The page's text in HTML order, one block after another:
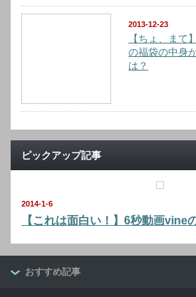
2013-12-23
【ちょ、まて
の福袋の中身
は？
ピックアップ記事
2014-1-6
【これは面白い！】6秒動画vine
おすすめ記事